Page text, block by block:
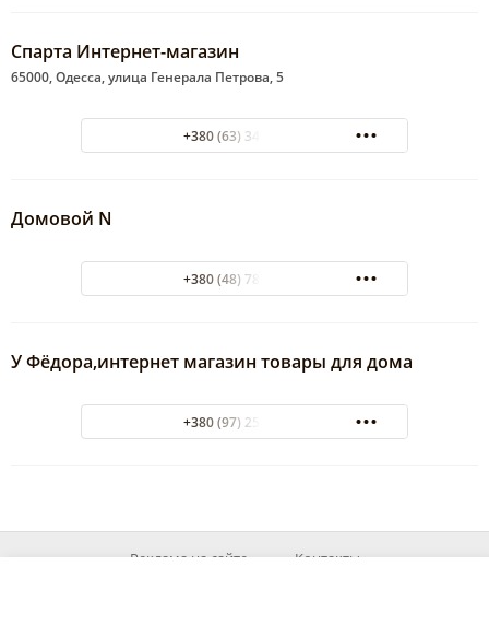
Спарта Интернет-магазин
65000, Одесса, улица Генерала Петрова, 5
+380 (63) 349-94-90
Домовой N
+380 (48) 787-52-58
У Фёдора,интернет магазин товары для дома
+380 (97) 259-25-59
Реклама на сайте Контакты